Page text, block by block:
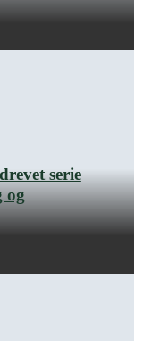
serie
og